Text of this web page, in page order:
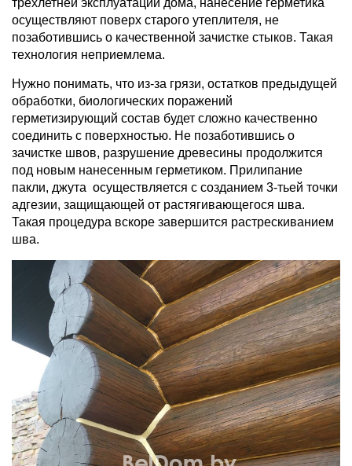
трехлетней эксплуатации дома, нанесение герметика
осуществляют поверх старого утеплителя, не
позаботившись о качественной зачистке стыков. Такая
технология неприемлема.
Нужно понимать, что из-за грязи, остатков предыдущей
обработки, биологических поражений
герметизирующий состав будет сложно качественно
соединить с поверхностью. Не позаботившись о
зачистке швов, разрушение древесины продолжится
под новым нанесенным герметиком. Прилипание
пакли, джута осуществляется с созданием 3-тьей точки
адгезии, защищающей от растягивающегося шва.
Такая процедура вскоре завершится растрескиванием
шва.